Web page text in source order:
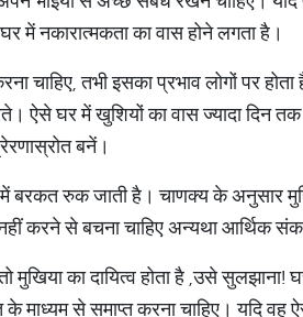
में नकारात्मकता का वास होने लगता है।
चाहिए, तभी इसका प्रभाव लोगों पर
घर में खुशियों का वास ज्यादा दिन
बनें।
में बरकत रुक जाती है। चाणक्य के अनुसार
करने से बचना चाहिए अन्यथा आर्थिक
मुखिया का दायित्व होता है ,उसे सुलझाना!
माध्यम से समाप्त करना चाहिए। यदि